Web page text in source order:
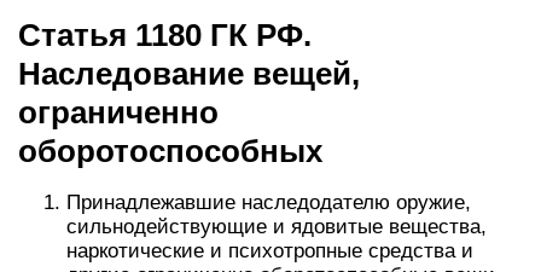
Статья 1180 ГК РФ.
Наследование вещей,
ограниченно
оборотоспособных
Принадлежавшие наследодателю оружие,
сильнодействующие и ядовитые вещества,
наркотические и психотропные средства и